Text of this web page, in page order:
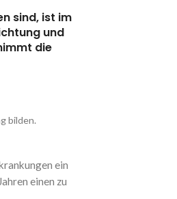
sind, ist im
und
die
bilden.
ein
einen zu